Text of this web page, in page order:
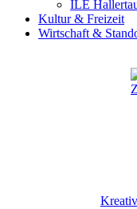
ILE
Kultur & Freizeit
Wirtschaft &